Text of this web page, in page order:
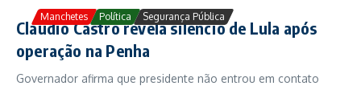
Manchetes Política Segurança Pública
Cláudio Castro revela silêncio de Lula após
operação na Penha
Governador afirma que presidente não entrou em contato